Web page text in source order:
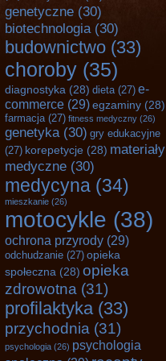
genetyczne (30)
biotechnologia(30)
budownictwo (33)
choroby (35)
diagnostyka (28) dieta(27) e-
commerce (29)egzaminy (28)
farmacja(27) fitness medyczny (26)
genetyka(30) gry edukacyjne
(27) korepetycje (28) materiały
medyczne (30)
medycyna (34)
mieszkanie (26)
motocykle (38)
ochrona przyrody (29)
odchudzanie (27) opieka
społeczna (28) opieka
zdrowotna (31)
profilaktyka(33)
przychodnia (31)
psychologia (26) psychologia